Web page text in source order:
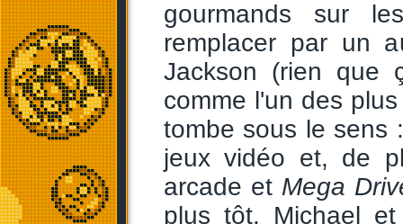
gourmands sur
remplacer par un
Jackson (rien que
comme l'un des
tombe sous le sens
jeux vidéo et, de
arcade et Mega
plus tôt. Michael